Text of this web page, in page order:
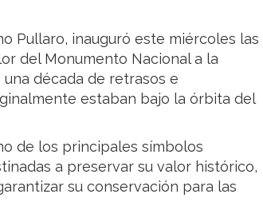
Pullaro, inauguró este miércoles las
del Monumento Nacional a la
década de retrasos e
estaban bajo la órbita del
de los principales símbolos
a preservar su valor histórico,
su conservación para las